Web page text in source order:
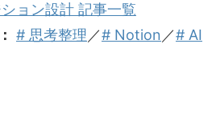
ョン設計 記事一覧
# 思考整理 ／# Notion ／# AI